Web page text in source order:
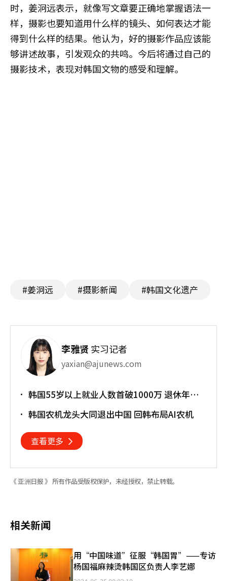
时，姜泂远表示，就像写文章要正确地掌握语法一
样，摄影也要知道用什么样的镜头、如何表达才能
得到什么样的结果。他认为，好的摄影作品应该能
够讲述故事，引发观众的共鸣。今后将通过自己的
摄影技术，表现对韩国文物的感受和理解。
#姜泂远 #摄影新闻 #韩国文化遗产
李雅贤实习记者
yaxian@ajunews.com
韩国55岁以上就业人数首破1000万 退休年龄
韩国农机龙头大同退出中国 回韩布局AI农机
查看更多
《 亚洲日报 》 所有作品受版权保护，未经授权，禁止转载。
相关新闻
用“中国味道”征服“韩国胃”——专访
杨国福麻辣烫韩国区负责人李艺娜